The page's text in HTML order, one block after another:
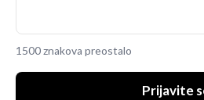
1500 znakova preostalo
Prijavite